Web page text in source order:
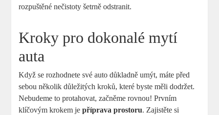
rozpuštěné nečistoty šetrně odstranit.
Kroky pro dokonalé mytí
auta
Když se rozhodnete své auto důkladně umýt, máte před
sebou několik důležitých kroků, které ⁢byste měli dodržet.
Nebudeme to protahovat, začněme ‍rovnou! Prvním‍
klíčovým ⁢krokem jepříprava prostoru. Zajistěte si